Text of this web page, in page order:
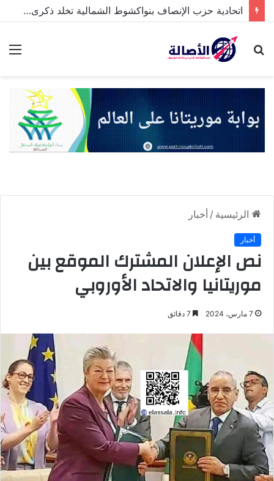
اتحادية حزب الإنصاف بنواكشوط الشمالية تخلد ذكرى تنصيب رئيس الجمهورية
بحث
الرئيسية / أخبار
أخبار
نص الإعلان المشترك الموقع بين
موريتانيا والاتحاد الأوروبي
7 مارس، 2024